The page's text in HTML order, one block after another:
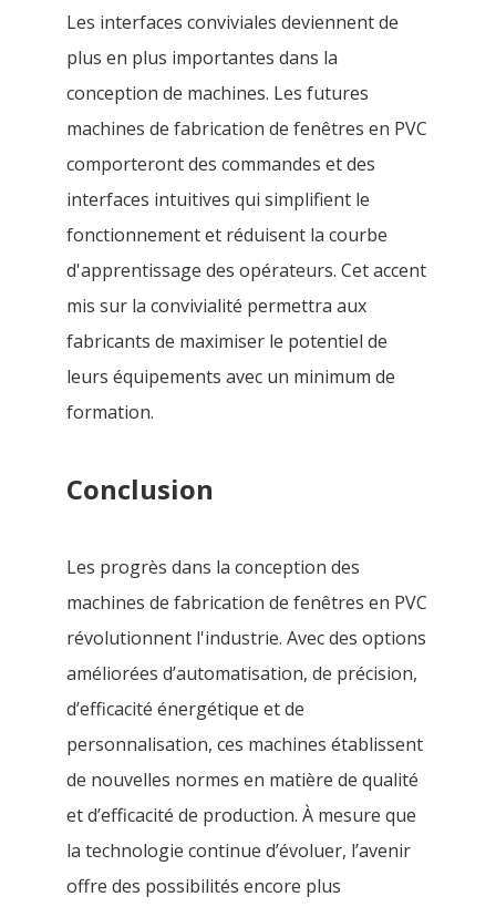
Les interfaces conviviales deviennent de
plus en plus importantes dans la
conception de machines. Les futures
machines de fabrication de fenêtres en PVC
comporteront des commandes et des
interfaces intuitives qui simplifient le
fonctionnement et réduisent la courbe
d'apprentissage des opérateurs. Cet accent
mis sur la convivialité permettra aux
fabricants de maximiser le potentiel de
leurs équipements avec un minimum de
formation.
Conclusion
Les progrès dans la conception des
machines de fabrication de fenêtres en PVC
révolutionnent l'industrie. Avec des options
améliorées d’automatisation, de précision,
d’efficacité énergétique et de
personnalisation, ces machines établissent
de nouvelles normes en matière de qualité
et d’efficacité de production. À mesure que
la technologie continue d’évoluer, l’avenir
offre des possibilités encore plus